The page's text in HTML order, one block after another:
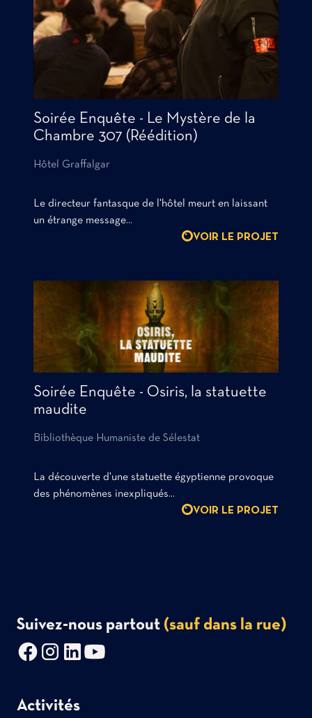
Soirée Enquête - Le Mystère de la
Chambre 307 (Réédition)
Hôtel Graffalgar
Le directeur fantasque de l'hôtel meurt en laissant
un étrange message...
VOIR LE PROJET
Soirée Enquête - Osiris, la statuette
maudite
Bibliothèque Humaniste de Sélestat
La découverte d'une statuette égyptienne provoque
des phénomènes inexpliqués...
VOIR LE PROJET
Suivez-nous partout (sauf dans la rue)
Activités